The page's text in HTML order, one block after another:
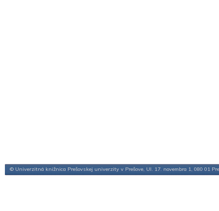
© Univerzitná knižnica Prešovskej univerzity v Prešove, Ul. 17. novembra 1, 080 01